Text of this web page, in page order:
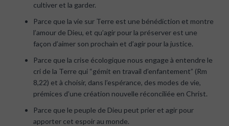
cultiver et la garder.
Parce que la vie sur Terre est une bénédiction et montre
l’amour de Dieu, et qu’agir pour la préserver est une
façon d’aimer son prochain et d’agir pour la justice.
Parce que la crise écologique nous engage à entendre le
cri de la Terre qui “gémit en travail d’enfantement” (Rm
8,22) et à choisir, dans l’espérance, des modes de vie,
prémices d’une création nouvelle réconciliée en Christ.
Parce que le peuple de Dieu peut prier et agir pour
apporter cet espoir au monde.